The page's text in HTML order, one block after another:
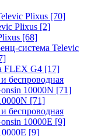
Plixus [70]
Plixus [2]
[68]
система Televic
FLEX G4 [17]
беспроводная
10000N [71]
[71]
беспроводная
10000E [9]
[9]